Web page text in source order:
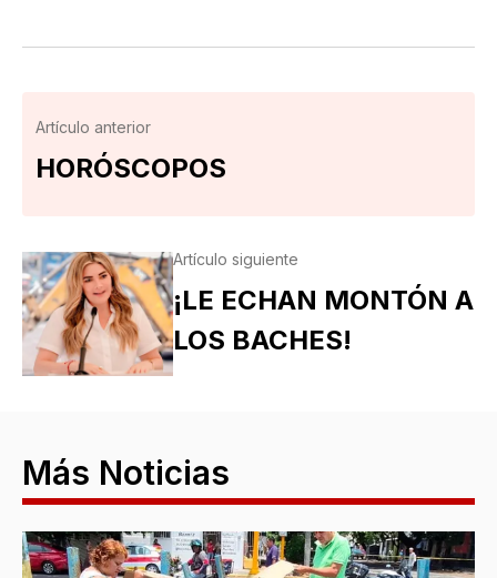
Artículo anterior
HORÓSCOPOS
Artículo siguiente
¡LE ECHAN MONTÓN A
LOS BACHES!
Más Noticias